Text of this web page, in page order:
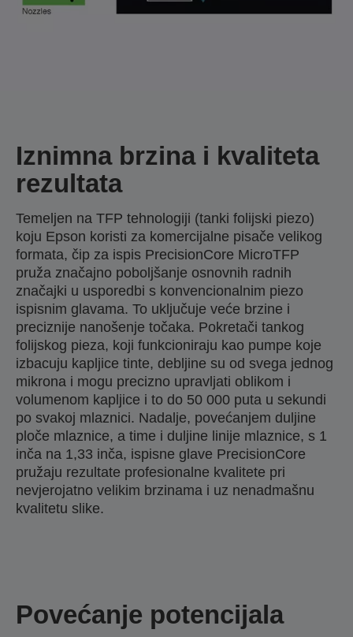
Iznimna brzina i kvaliteta
rezultata
Temeljen na TFP tehnologiji (tanki folijski piezo)
koju Epson koristi za komercijalne pisače velikog
formata, čip za ispis PrecisionCore MicroTFP
pruža značajno poboljšanje osnovnih radnih
značajki u usporedbi s konvencionalnim piezo
ispisnim glavama. To uključuje veće brzine i
preciznije nanošenje točaka. Pokretači tankog
folijskog pieza, koji funkcioniraju kao pumpe koje
izbacuju kapljice tinte, debljine su od svega jednog
mikrona i mogu precizno upravljati oblikom i
volumenom kapljice i to do 50 000 puta u sekundi
po svakoj mlaznici. Nadalje, povećanjem duljine
ploče mlaznice, a time i duljine linije mlaznice, s 1
inča na 1,33 inča, ispisne glave PrecisionCore
pružaju rezultate profesionalne kvalitete pri
nevjerojatno velikim brzinama i uz nenadmašnu
kvalitetu slike.
Povećanje potencijala